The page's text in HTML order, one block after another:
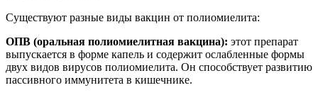
Существуют разные виды вакцин от полиомиелита:
ОПВ (оральная полиомиелитная вакцина): этот препарат
выпускается в форме капель и содержит ослабленные формы
двух видов вирусов полиомиелита. Он способствует развитию
пассивного иммунитета в кишечнике.